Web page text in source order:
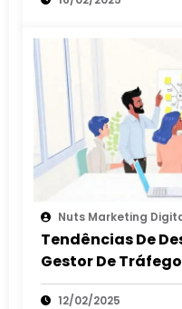
Nuts Marketing
Tendências De
Gestor De
Em 2025
12/02/2025